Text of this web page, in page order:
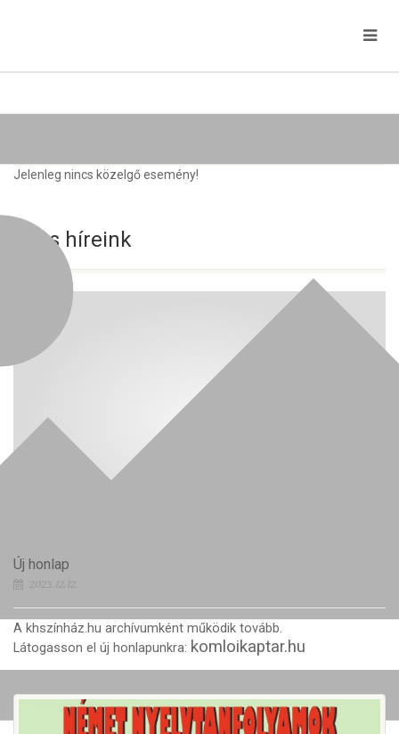
Jelenleg nincs közelgő esemény!
Friss híreink
Új honlap
2023.12.12.
A khszínház.hu archívumként működik tovább.
Látogasson el új honlapunkra: komloikaptar.hu